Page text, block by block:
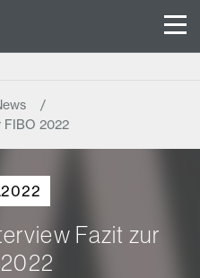
FIBO 2022
Fazit zur